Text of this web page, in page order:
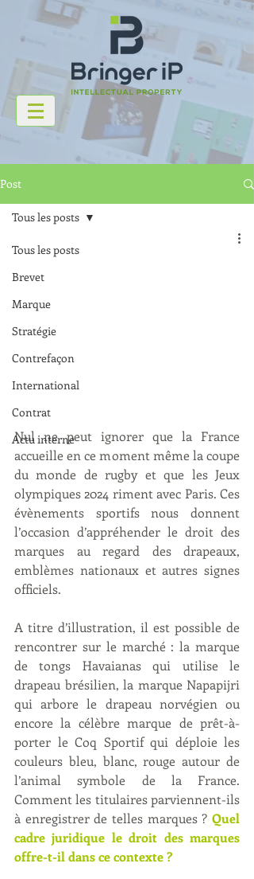
Post
Tous les posts
Brevet
Marque
Stratégie
Contrefaçon
International
Contrat
Actu interne
Tous les posts
Nul ne peut ignorer que la France
accueille en ce moment même la coupe
du monde de rugby et que les Jeux
olympiques 2024 riment avec Paris. Ces
évènements sportifs nous donnent
l’occasion d’appréhender le droit des
marques au regard des drapeaux,
emblèmes nationaux et autres signes
officiels.
A titre d’illustration, il est possible de
rencontrer sur le marché : la marque
de tongs Havaianas qui utilise le
drapeau brésilien, la marque Napapijri
qui arbore le drapeau norvégien ou
encore la célèbre marque de prêt-à-
porter le Coq Sportif qui déploie les
couleurs bleu, blanc, rouge autour de
l’animal symbole de la France.
Comment les titulaires parviennent-ils
à enregistrer de telles marques ? Quel
cadre juridique le droit des marques
offre-t-il dans ce contexte ?